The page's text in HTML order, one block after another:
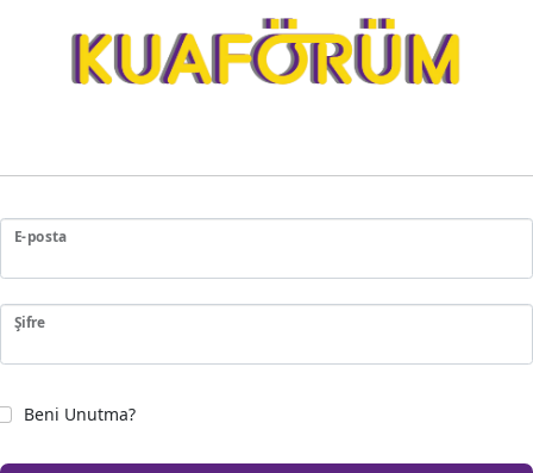
E-posta
Şifre
Beni Unutma?